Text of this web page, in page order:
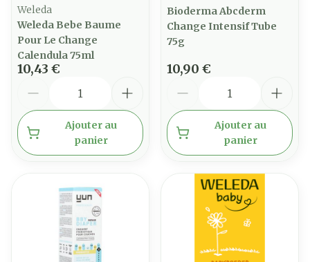
Weleda
Weleda Bebe Baume
Pour Le Change
Calendula 75ml
10,43 €
Ajouter au
panier
Bioderma Abcderm
Change Intensif Tube
75g
10,90 €
Ajouter au
panier